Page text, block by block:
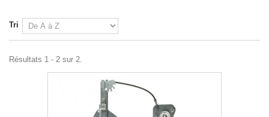
Tri
Résultats 1 - 2 sur 2.